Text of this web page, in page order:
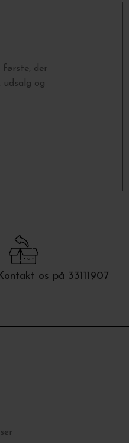
første, der
udsalg og
os på 33111907